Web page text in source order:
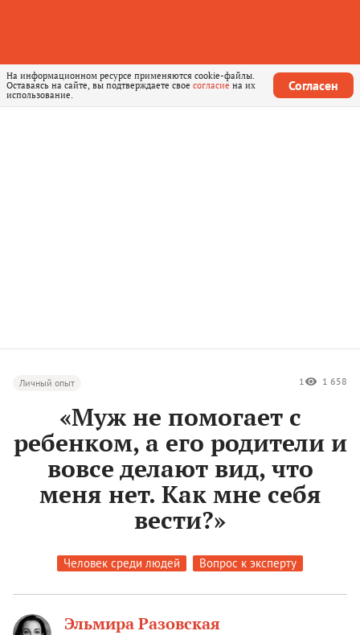
На информационном ресурсе применяются cookie-файлы.
Оставаясь на сайте, вы подтверждаете свое согласие на их
использование.
Согласен
Личный опыт 1 1 658
«Муж не помогает с
ребенком, а его родители и
вовсе делают вид, что
меня нет. Как мне себя
вести?»
Человек среди людей Вопрос к эксперту
Эльмира Разовская